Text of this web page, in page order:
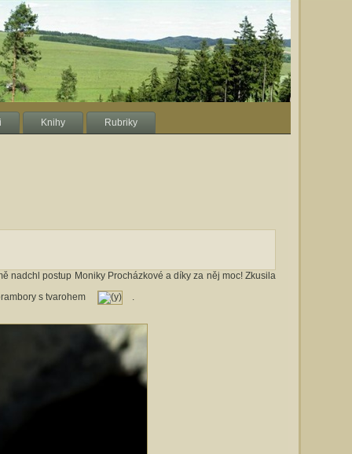
Knihy Rubriky
nadchl postup Moniky Procházkové a díky za něj moc! Zkusila
s tvarohem
.